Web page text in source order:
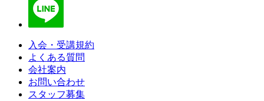
入会・受講規約
よくある質問
会社案内
お問い合わせ
スタッフ募集